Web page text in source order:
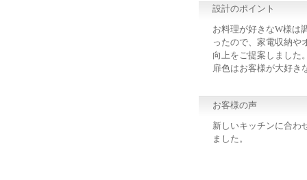
設計のポイント
お料理が好きなW様は
ったので、家電収納や
向上をご提案しました
扉色はお客様が大好き
お客様の声
新しいキッチンに合わ
ました。